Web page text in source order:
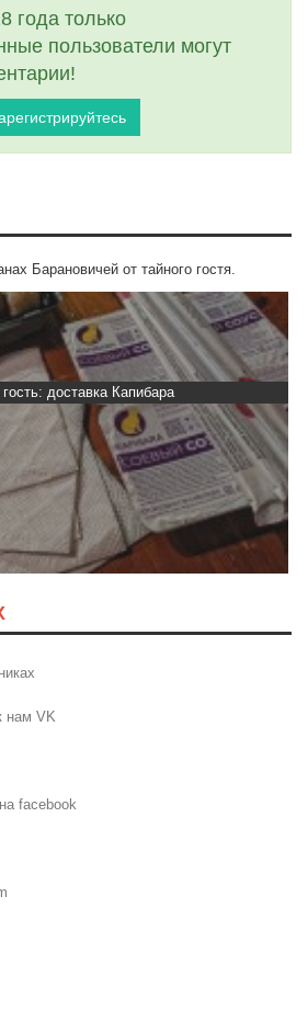
года только
пользователи могут
Барановичей от тайного гостя.
нам VK
facebook